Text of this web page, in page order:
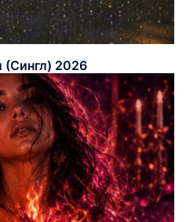
(Сингл) 2026